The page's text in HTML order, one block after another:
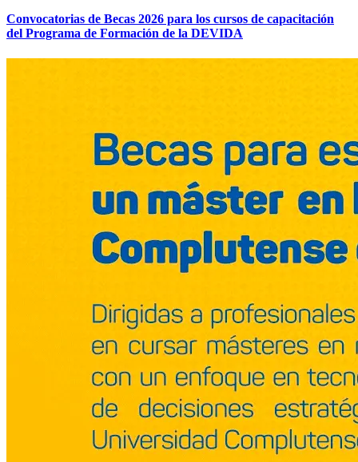
Convocatorias de Becas 2026 para los cursos de capacitación
del Programa de Formación de la DEVIDA